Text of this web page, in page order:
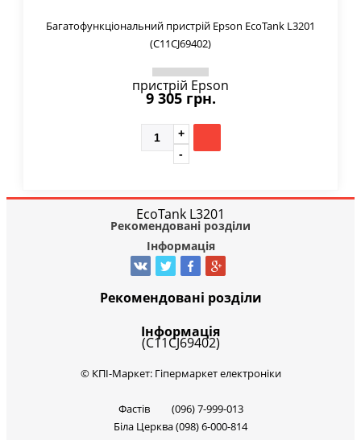
Багатофункціональний пристрій Epson EcoTank L3201
(C11CJ69402)
9 305 грн.
Рекомендовані розділи
Інформація
Рекомендовані розділи
Інформація
© КПІ-Маркет: Гіпермаркет електроніки
Фастів (096) 7-999-013
Біла Церква (098) 6-000-814